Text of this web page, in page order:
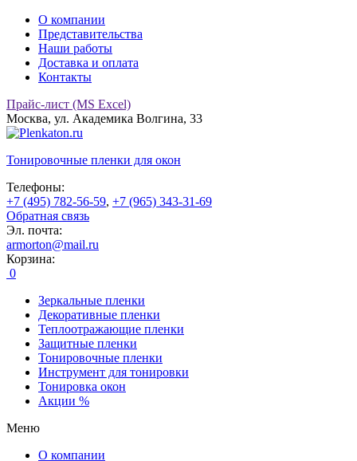
О компании
Представительства
Наши работы
Доставка и оплата
Контакты
Прайс-лист (MS Excel)
Москва, ул. Академика Волгина, 33
Тонировочные пленки для окон
Телефоны:
+7 (495) 782-56-59, +7 (965) 343-31-69
Обратная связь
Эл. почта:
armorton@mail.ru
Корзина:
0
Зеркальные пленки
Декоративные пленки
Теплоотражающие пленки
Защитные пленки
Тонировочные пленки
Инструмент для тонировки
Тонировка окон
Акции %
Меню
О компании